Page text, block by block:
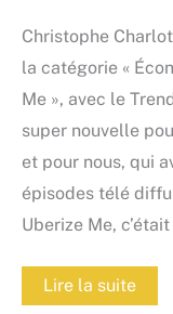
Christophe
la catégorie «
Me », avec le
super nouvelle
et pour nous, qui
épisodes télé
Uberize Me,
Uberize
Me,
Lire la suite